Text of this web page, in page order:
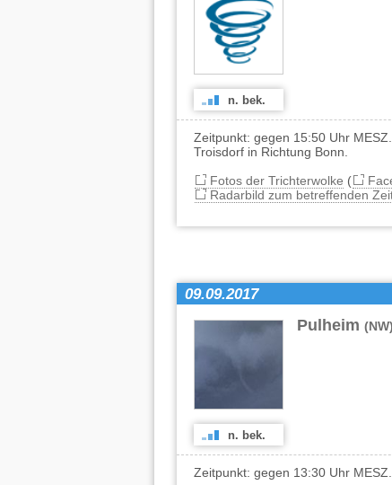
n. bek.
Zeitpunkt: gegen 15:50 Uhr
Troisdorf in Richtung Bonn.
Fotos der Trichterwolke (
Radarbild zum betreffenden
09.09.2017
Pulheim (NW)
n. bek.
Zeitpunkt: gegen 13:30 Uhr